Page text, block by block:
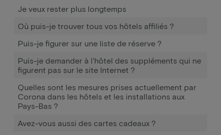
Je veux rester plus longtemps
Où puis-je trouver tous vos hôtels affiliés ?
Puis-je figurer sur une liste de réserve ?
Puis-je demander à l'hôtel des suppléments qui ne
figurent pas sur le site Internet ?
Quelles sont les mesures prises actuellement par
Corona dans les hôtels et les installations aux
Pays-Bas ?
Avez-vous aussi des cartes cadeaux ?